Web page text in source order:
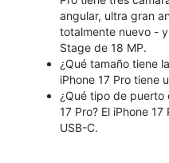
angular, ultra gran
totalmente nuevo -
Stage de 18 MP.
¿Qué tamaño tiene
iPhone 17 Pro tiene
¿Qué tipo de puerto
17 Pro? El iPhone
USB-C.